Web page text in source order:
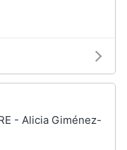
- Alicia Giménez-